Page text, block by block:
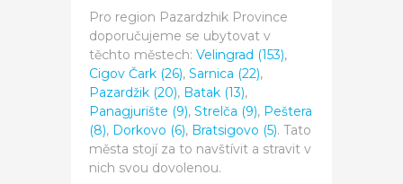
Pro region Pazardzhik Province
doporučujeme se ubytovat v
těchto městech: Velingrad (153),
Cigov Čark (26), Sarnica (22),
Pazardžik (20), Batak (13),
Panagjurište (9), Strelča (9), Peštera
(8), Dorkovo (6), Bratsigovo (5). Tato
města stojí za to navštívit a stravit v
nich svou dovolenou.